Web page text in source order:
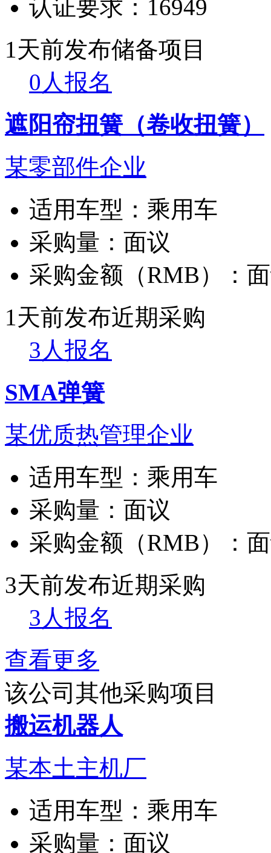
认证要求： 16949
1天前发布储备项目
0人报名
遮阳帘扭簧（卷收扭簧）
某零部件企业
适用车型： 乘用车
采购量： 面议
采购金额（RMB）：
1天前发布近期采购
3人报名
SMA弹簧
某优质热管理企业
适用车型： 乘用车
采购量： 面议
采购金额（RMB）：
3天前发布近期采购
3人报名
查看更多
该公司其他采购项目
搬运机器人
某本土主机厂
适用车型： 乘用车
采购量： 面议